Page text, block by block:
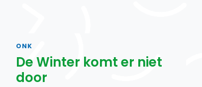
ONK
De Winter komt er niet
door